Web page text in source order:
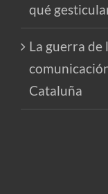
qué
La guerra de
Cataluña